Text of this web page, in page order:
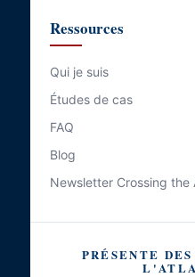
Ressources
Qui je suis
Études de cas
FAQ
Blog
Newsletter Crossing the
PRÉSENTE